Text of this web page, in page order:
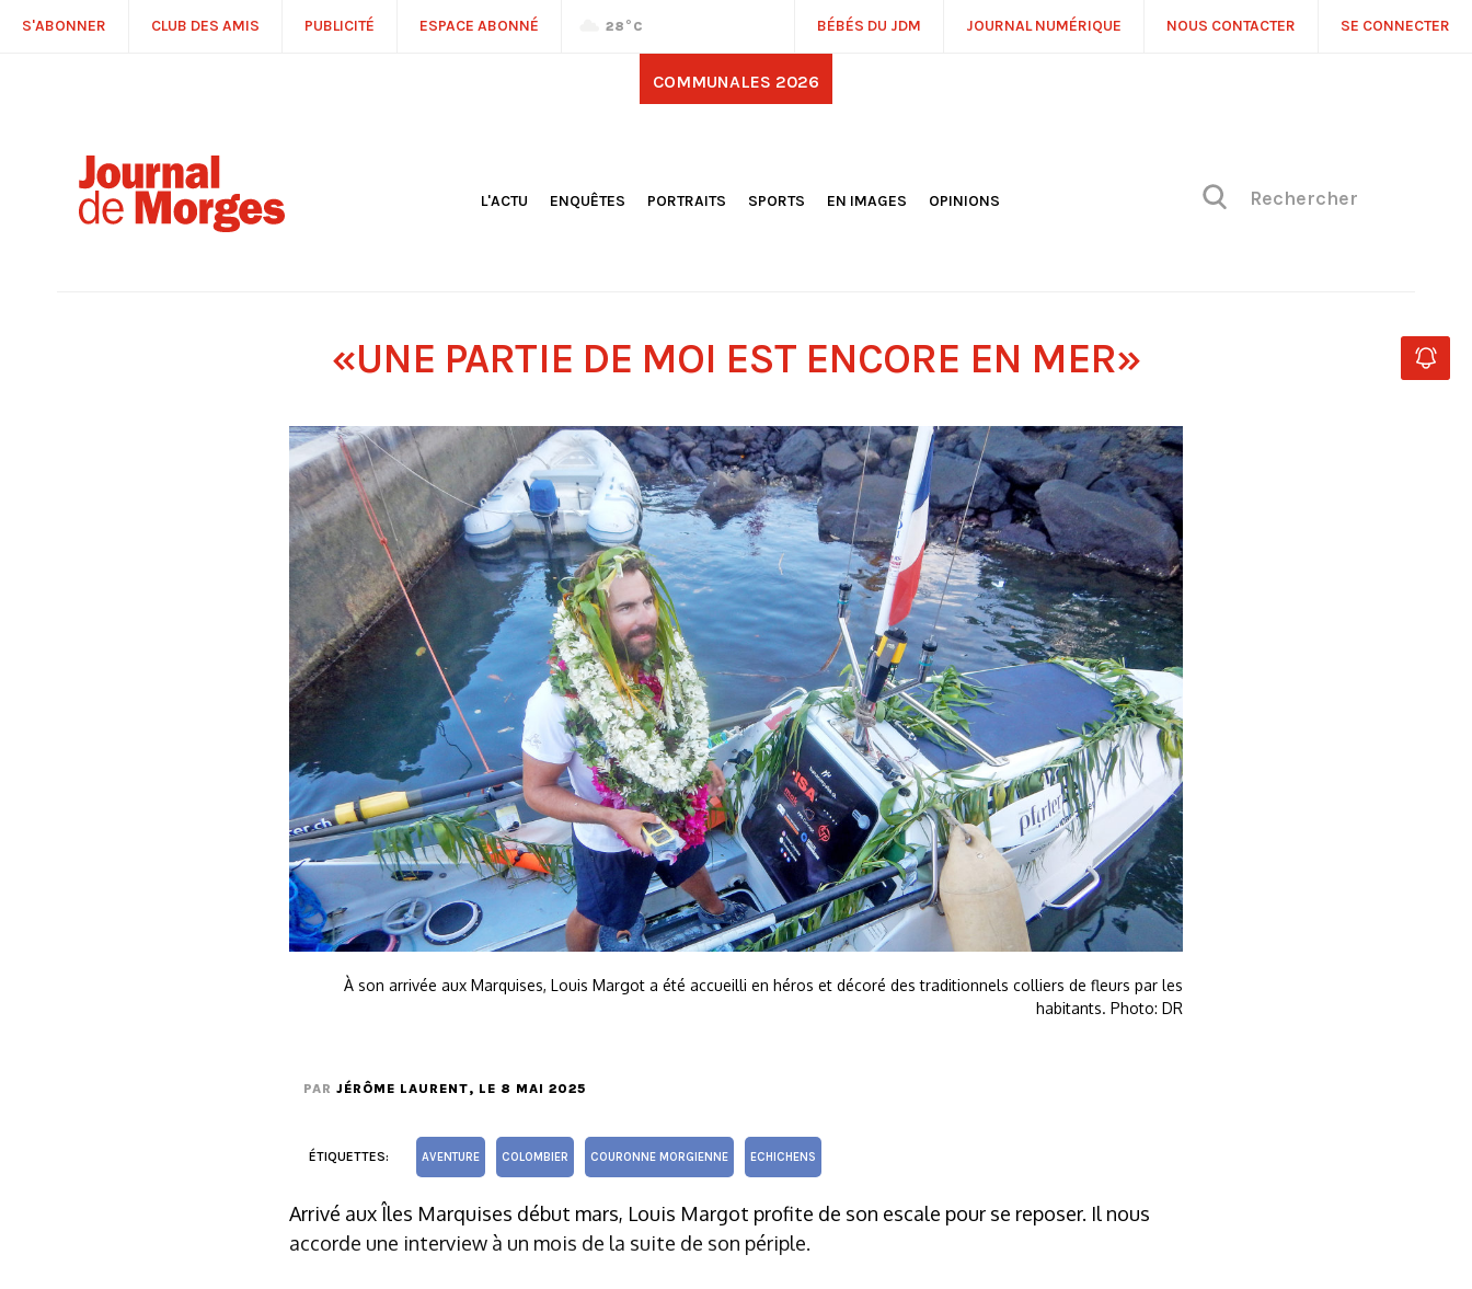
S'ABONNER CLUB DES AMIS PUBLICITÉ ESPACE ABONNÉ 28 °C BÉBÉS DU JDM JOURNAL NUMÉRIQUE NOUS CONTACTER SE CONNECTER
COMMUNALES 2026
L'ACTU
CULTURE
PLANÈTE
ENQUÊTES PORTRAITS
SPORTS
EN IMAGES
OPINIONS
«UNE PARTIE DE MOI EST ENCORE EN MER»
À son arrivée aux Marquises, Louis Margot a été accueilli en héros et décoré des traditionnels colliers de fleurs par les
habitants. Photo: DR
PAR JÉRÔME LAURENT, LE 8 MAI 2025
ÉTIQUETTES: AVENTURE COLOMBIER COURONNE MORGIENNE ECHICHENS
Arrivé aux Îles Marquises début mars, Louis Margot profite de son escale pour se reposer. Il nous
accorde une interview à un mois de la suite de son périple.